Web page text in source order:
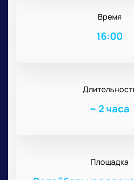
Время
16:00
~ 2 часа
Площадка